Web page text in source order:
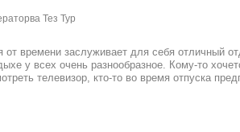
Тез Тур
от времени заслуживает для себя отличный
у всех очень разнообразное. Кому-то
телевизор, кто-то во время отпуска